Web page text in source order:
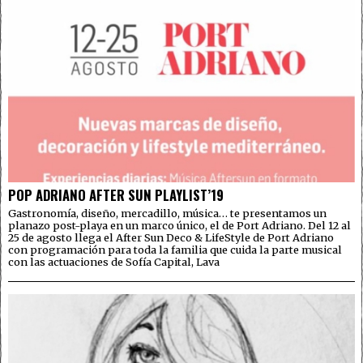
POP ADRIANO AFTER SUN PLAYLIST’19
Gastronomía, diseño, mercadillo, música… te presentamos un
planazo post-playa en un marco único, el de Port Adriano. Del 12 al
25 de agosto llega el After Sun Deco & LifeStyle de Port Adriano
con programación para toda la familia que cuida la parte musical
con las actuaciones de Sofía Capital, Lava